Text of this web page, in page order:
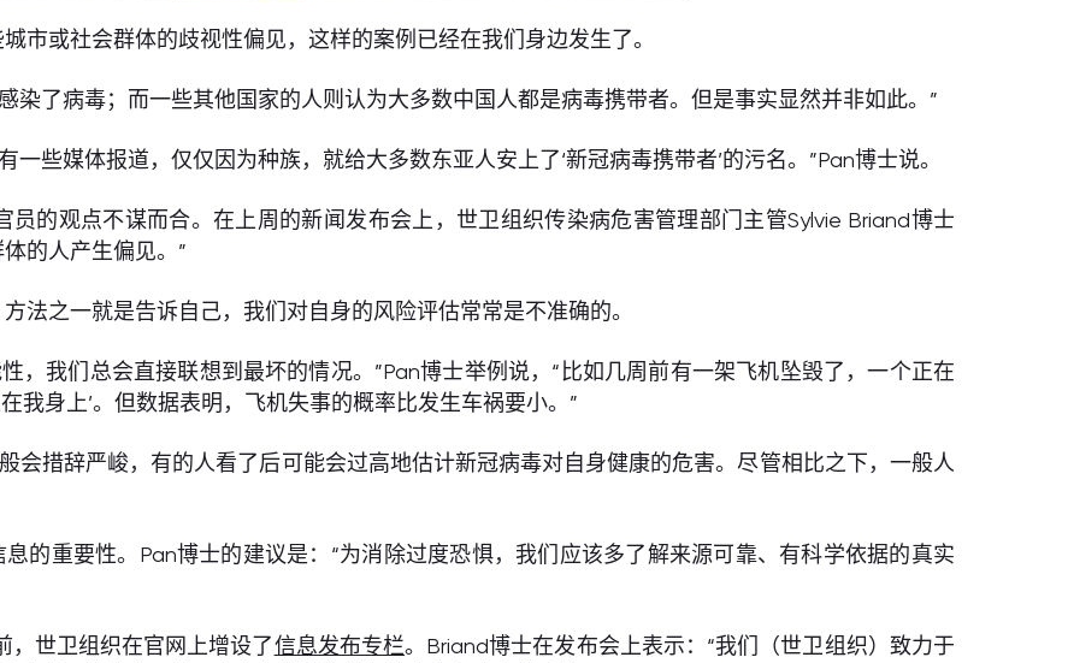
市或社会群体的歧视性偏见，这样的案例已经在我们身边发生了。
染了病毒；而一些其他国家的人则认为大多数中国人都是病毒携带者。但是事实显然并非如此。”
些媒体报道，仅仅因为种族，就给大多数东亚人安上了‘新冠病毒携带者’的污名。”Pan博士说。
的观点不谋而合。在上周的新闻发布会上，世卫组织传染病危害管理部门主管Sylvie Briand博士
的人产生偏见。”
法之一就是告诉自己，我们对自身的风险评估常常是不准确的。
，我们总会直接联想到最坏的情况。”Pan博士举例说，“比如几周前有一架飞机坠毁了，一个正在
我身上’。但数据表明，飞机失事的概率比发生车祸要小。”
会措辞严峻，有的人看了后可能会过高地估计新冠病毒对自身健康的危害。尽管相比之下，一般人
的重要性。Pan博士的建议是：“为消除过度恐惧，我们应该多了解来源可靠、有科学依据的真实
，世卫组织在官网上增设了信息发布专栏。Briand博士在发布会上表示：“我们（世卫组织）致力于